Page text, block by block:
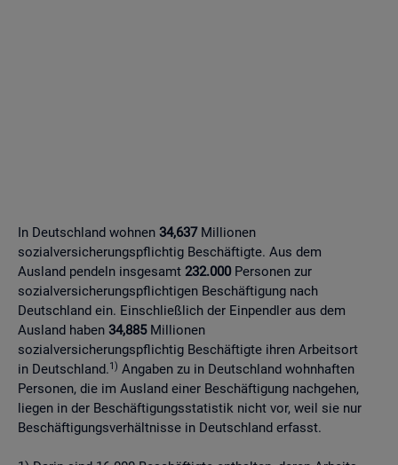
In Deutschland wohnen 34,637Millionen
sozialversicherungspflichtig Beschäftigte. Aus dem
Ausland pendeln insgesamt 232.000Personen zur
sozialversicherungspflichtigen Beschäftigung nach
Deutschland ein. Einschließlich der Einpendler aus dem
Ausland haben 34,885Millionen
sozialversicherungspflichtig Beschäftigte ihren Arbeitsort
in Deutschland.1) Angaben zu in Deutschland wohnhaften
Personen, die im Ausland einer Beschäftigung nachgehen,
liegen in der Beschäftigungsstatistik nicht vor, weil sie nur
Beschäftigungsverhältnisse in Deutschland erfasst.